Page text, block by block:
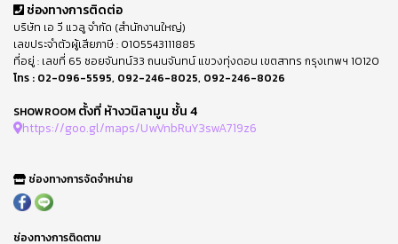
ช่องทางการติดต่อ
บริษัท เอ วี แวลู จำกัด (สำนักงานใหญ่)
เลขประจำตัวผู้เสียภาษี : 0105543111885
ที่อยู่ : เลขที่ 65 ซอยจันทน์33 ถนนจันทน์ แขวงทุ่งดอน เขตสาทร กรุงเทพฯ 10120
โทร : 02-096-5595, 092-246-8025, 092-246-8026
SHOWROOM ตั้งที่ ห้างวนิลามูน ชั้น 4
https://goo.gl/maps/UwVnbRuY3swA719z6
ช่องทางการจัดจำหน่าย
ช่องทางการติดตาม